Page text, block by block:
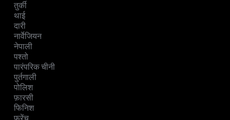
तुर्की
थाई
दारी
नार्वेजियन
नेपाली
पश्तो
पारंपरिक चीनी
पुर्तगाली
पोलिश
फ़ारसी
फिनिश